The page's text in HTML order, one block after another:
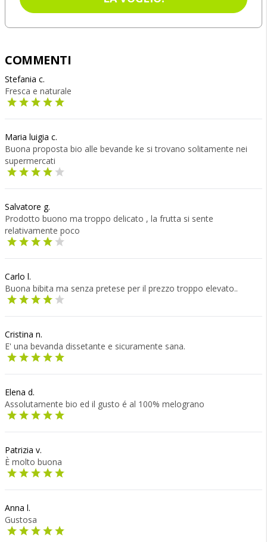
COMMENTI
Stefania c.
Fresca e naturale
Maria luigia c.
Buona proposta bio alle bevande ke si trovano solitamente nei
supermercati
Salvatore g.
Prodotto buono ma troppo delicato , la frutta si sente
relativamente poco
Carlo l.
Buona bibita ma senza pretese per il prezzo troppo elevato..
Cristina n.
E' una bevanda dissetante e sicuramente sana.
Elena d.
Assolutamente bio ed il gusto é al 100% melograno
Patrizia v.
È molto buona
Anna l.
Gustosa